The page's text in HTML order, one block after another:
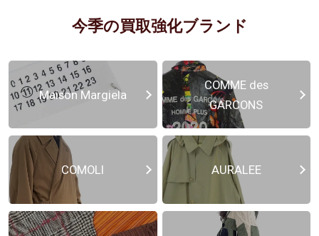
今季の買取強化ブランド
Maison Margiela
COMME des
GARCONS
COMOLI AURALEE